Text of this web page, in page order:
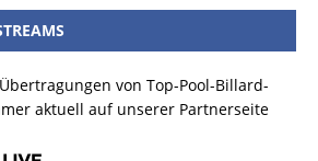
von Top-Pool-Billard-
aktuell auf unserer Partnerseite